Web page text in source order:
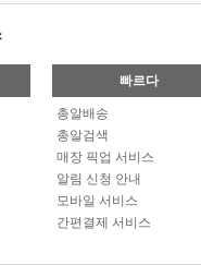
빠르다
총알배송
총알검색
매장 픽업 서비스
알림 신청 안내
모바일 서비스
간편결제 서비스